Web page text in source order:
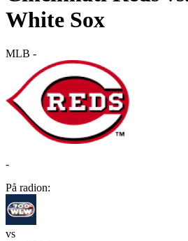
White Sox
MLB -
-
På radion:
vs